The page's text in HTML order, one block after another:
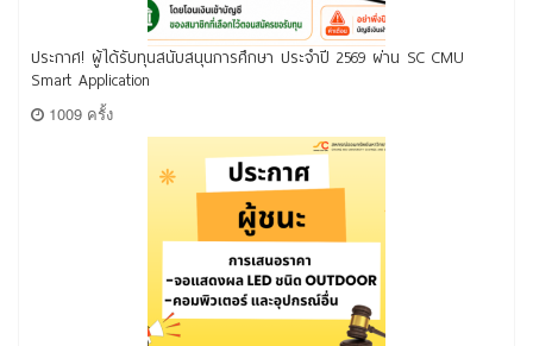
ประกาศ! ผู้ได้รับทุนสนับสนุนการศึกษา ประจำปี 2569 ผ่าน SC CMU
Smart Application
1009 ครั้ง